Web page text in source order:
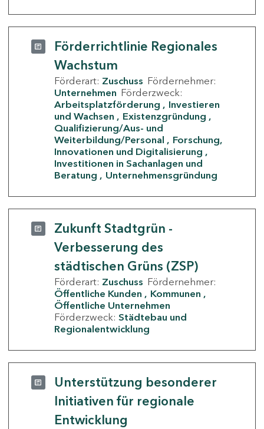
Förderrichtlinie Regionales
Wachstum
Förderart: Zuschuss Fördernehmer:
Unternehmen Förderzweck:
Arbeitsplatzförderung
Investieren
und Wachsen
Existenzgründung
Qualifizierung/Aus- und
Weiterbildung/Personal
Forschung,
Innovationen und Digitalisierung
Investitionen in Sachanlagen und
Beratung
Unternehmensgründung
Zukunft Stadtgrün -
Verbesserung des
städtischen Grüns (ZSP)
Förderart: Zuschuss Fördernehmer:
Öffentliche Kunden
Kommunen
Öffentliche Unternehmen
Förderzweck: Städtebau und
Regionalentwicklung
Unterstützung besonderer
Initiativen für regionale
Entwicklung